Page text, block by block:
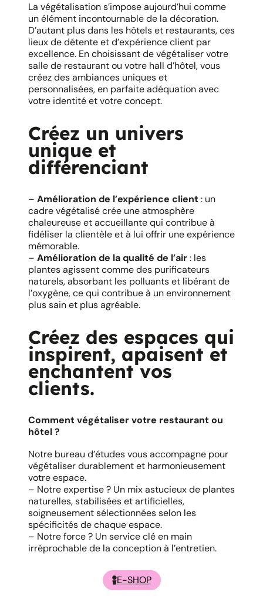
La végétalisation s’impose aujourd’hui comme
un élément incontournable de la décoration.
D’autant plus dans les hôtels et restaurants, ces
lieux de détente et d’expérience client par
excellence. En choisissant de végétaliser votre
salle de restaurant ou votre hall d’hôtel, vous
créez des ambiances uniques et
personnalisées, en parfaite adéquation avec
votre identité et votre concept.
Créez un univers
unique et
différenciant
– Amélioration de l’expérience client: un
cadre végétalisé crée une atmosphère
chaleureuse et accueillante qui contribue à
fidéliser la clientèle et à lui offrir une expérience
mémorable.
– Amélioration de la qualité de l’air: les
plantes agissent comme des purificateurs
naturels, absorbant les polluants et libérant de
l’oxygène, ce qui contribue à un environnement
plus sain et plus agréable.
Créez des espaces qui
inspirent, apaisent et
enchantent vos
clients.
Comment végétaliser votre restaurant ou
hôtel ?
Notre bureau d’études vous accompagne pour
végétaliser durablement et harmonieusement
votre espace.
– Notre expertise ? Un mix astucieux de plantes
naturelles, stabilisées et artificielles,
soigneusement sélectionnées selon les
spécificités de chaque espace.
– Notre force ? Un service clé en main
irréprochable de la conception à l’entretien.
E-SHOP